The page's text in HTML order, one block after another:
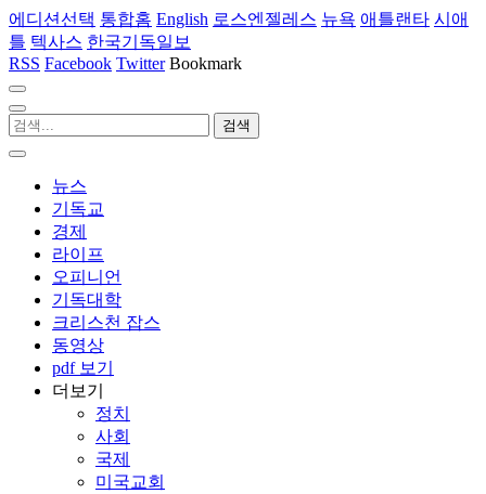
에디션선택 통합홈 English 로스엔젤레스 뉴욕 애틀랜타 시애
틀 텍사스 한국기독일보
RSS Facebook Twitter Bookmark
뉴스
기독교
경제
라이프
오피니언
기독대학
크리스천 잡스
동영상
pdf 보기
더보기
정치
사회
국제
미국교회